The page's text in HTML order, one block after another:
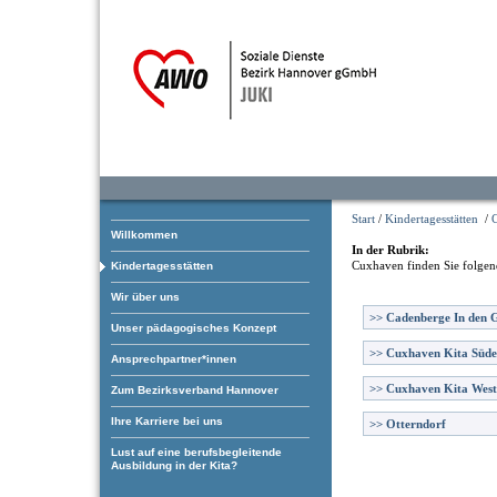
Willkommen
Kindertagesstätten
Wir über uns
Unser pädagogisches Konzept
Ansprechpartner*innen
Zum Bezirksverband Hannover
Ihre Karriere bei uns
Lust auf eine berufsbegleitende
Ausbildung in der Kita?
Start / Kindertagesstätten /
In der Rubrik:
Cuxhaven finden Sie
>> Cadenberge In den
>> Cuxhaven Kita
>> Cuxhaven Kita
>> Otterndorf